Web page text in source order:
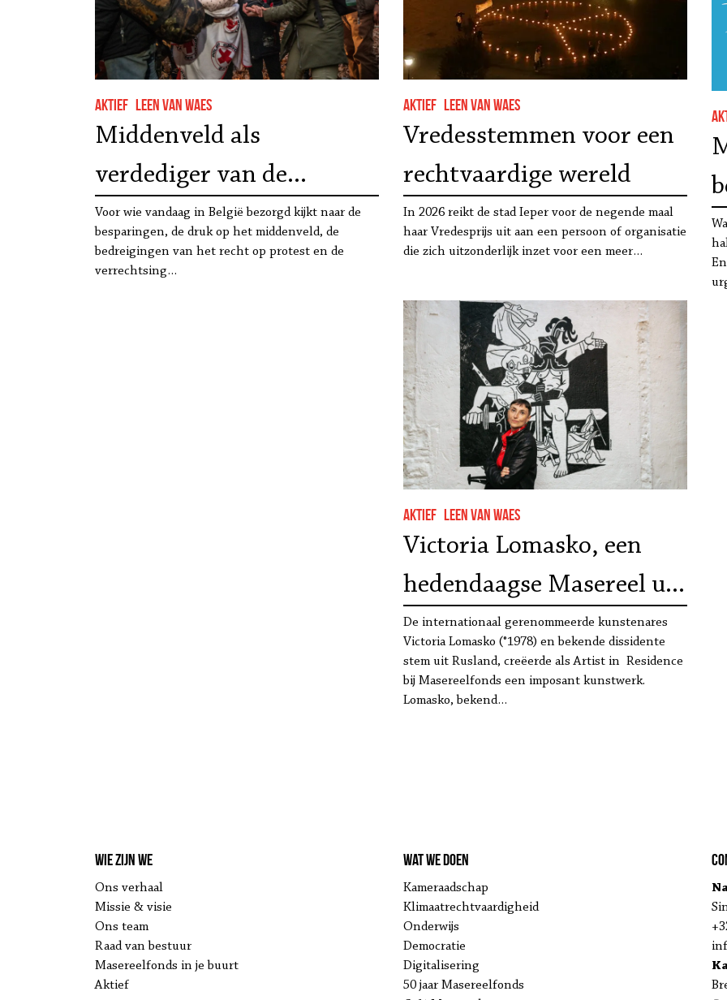
Aktief Leen Van Waes
Middenveld als
verdediger van de
rechtsstaat: lessen uit
Polen
Voor wie vandaag in België bezorgd kijkt naar de
besparingen, de druk op het middenveld, de
bedreigingen van het recht op protest en de
verrechtsing…
Aktief Leen Van Waes
Vredesstemmen voor een
rechtvaardige wereld
In 2026 reikt de stad Ieper voor de negende maal
haar Vredesprijs uit aan een persoon of organisatie
die zich uitzonderlijk inzet voor een meer…
Aktief Leen Van Waes
Victoria Lomasko, een
hedendaagse Masereel uit
Rusland, laat haar
stempel achter in
Oostende.
De internationaal gerenommeerde kunstenares
Victoria Lomasko (°1978) en bekende dissidente
stem uit Rusland, creëerde als Artist in Residence
bij Masereelfonds een imposant kunstwerk.
Lomasko, bekend…
Wie zijn we
Ons verhaal
Missie & visie
Ons team
Raad van bestuur
Masereelfonds in je buurt
Aktief
Wat we doen
Kameraadschap
Klimaatrechtvaardigheid
Onderwijs
Democratie
Digitalisering
50 jaar Masereelfonds